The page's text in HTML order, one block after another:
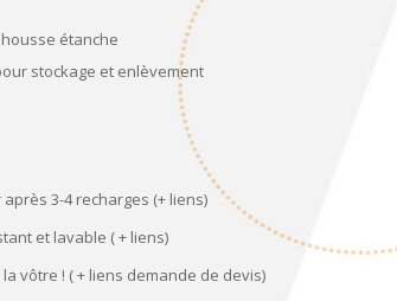
étanche
stockage et enlèvement
3-4 recharges (+ liens)
et lavable ( + liens)
vôtre ! ( + liens demande de devis)